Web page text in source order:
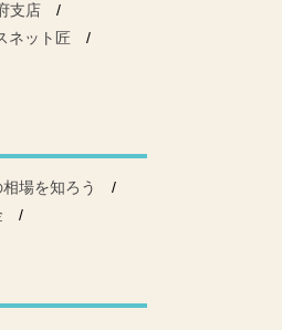
支店
ネット匠
場を知ろう